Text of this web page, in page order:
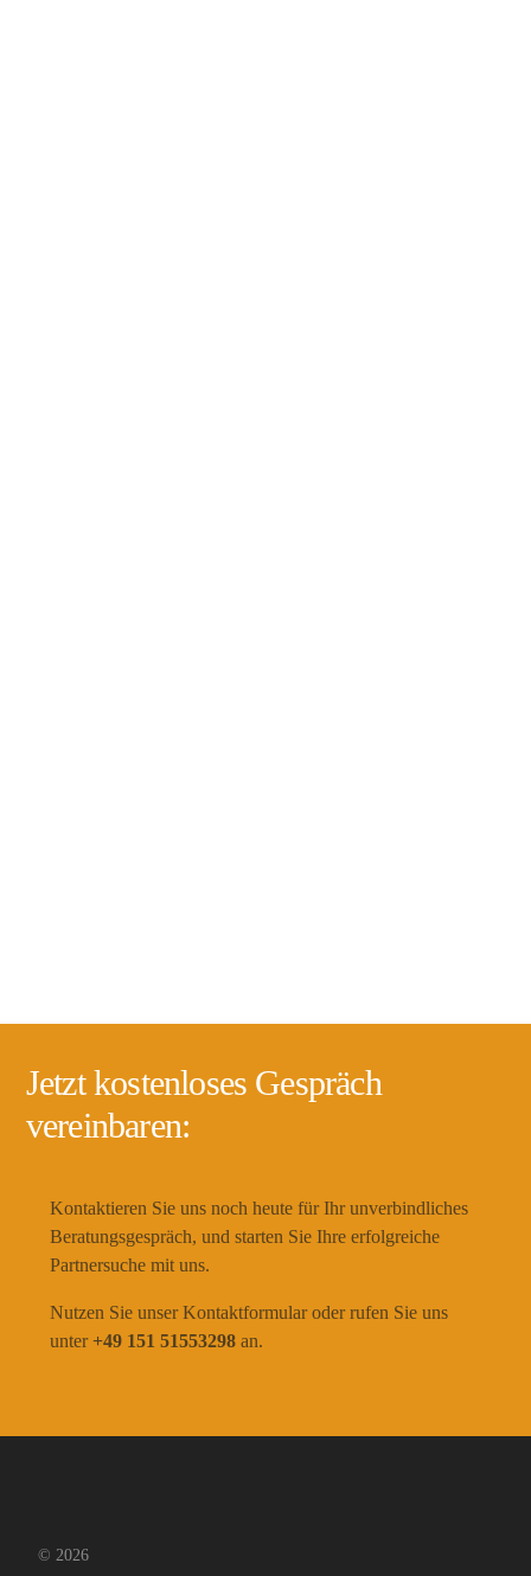
Jetzt kostenloses Gespräch
vereinbaren:
Kontaktieren Sie uns noch heute für Ihr unverbindliches
Beratungsgespräch, und starten Sie Ihre erfolgreiche
Partnersuche mit uns.
Nutzen Sie unser Kontaktformular oder rufen Sie uns
unter +49 151 51553298an.
© 2026